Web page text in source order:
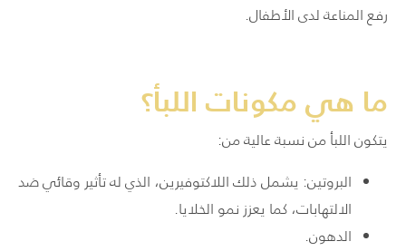
رفع المناعة لدى الأطفال.
ما هي مكونات اللبأ؟
يتكون اللبأ من نسبة عالية من:
البروتين: يشمل ذلك اللاكتوفيرين، الذي له تأثير وقائي ضد
الالتهابات، كما يعزز نمو الخلايا.
الدهون.